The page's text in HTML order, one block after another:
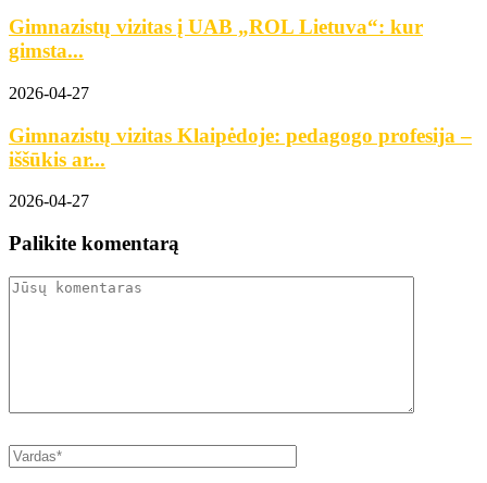
Gimnazistų vizitas į UAB „ROL Lietuva“: kur
gimsta...
2026-04-27
Gimnazistų vizitas Klaipėdoje: pedagogo profesija –
iššūkis ar...
2026-04-27
Palikite komentarą